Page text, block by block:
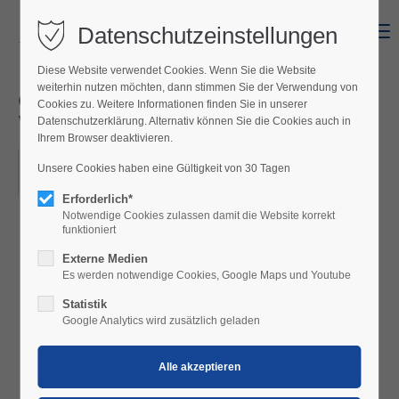
Menu
Gans Mörbisch beim
Weindenkmal
Gans Mörbisch 2026
Mörbisch am See | 03. & 04. Oktober 2026|
Frühschoppen ab 11:00 Uhr
Erleben Sie zwei genussvolle Tage rund um die
Gans – mitten in der malerischen Kulisse von
Datenschutzeinstellungen
Diese Website verwendet Cookies. Wenn Sie die Website
weiterhin nutzen möchten, dann stimmen Sie der Verwendung von
Cookies zu. Weitere Informationen finden Sie in unserer
Datenschutzerklärung. Alternativ können Sie die Cookies auch in
Ihrem Browser deaktivieren.
Unsere Cookies haben eine Gültigkeit von 30 Tagen
Erforderlich*
Notwendige Cookies zulassen damit die Website korrekt
funktioniert
Externe Medien
Es werden notwendige Cookies, Google Maps und Youtube
Statistik
Google Analytics wird zusätzlich geladen